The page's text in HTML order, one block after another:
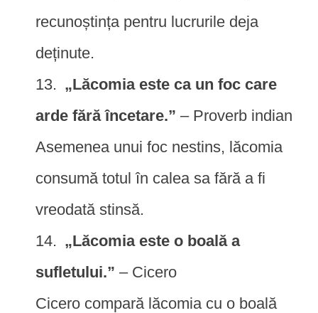
recunoștința pentru lucrurile deja
deținute.
„Lăcomia este ca un foc care
arde fără încetare.” – Proverb indian
Asemenea unui foc nestins, lăcomia
consumă totul în calea sa fără a fi
vreodată stinsă.
„Lăcomia este o boală a
sufletului.” – Cicero
Cicero compară lăcomia cu o boală